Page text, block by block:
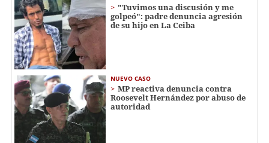
"Tuvimos una discusión y me
golpeó": padre denuncia agresión
de su hijo en La Ceiba
NUEVO CASO
MP reactiva denuncia contra
Roosevelt Hernández por abuso de
autoridad